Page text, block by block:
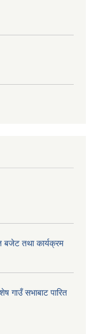
बजेट तथा कार्यक्रम
गाउँ सभाबाट पारित